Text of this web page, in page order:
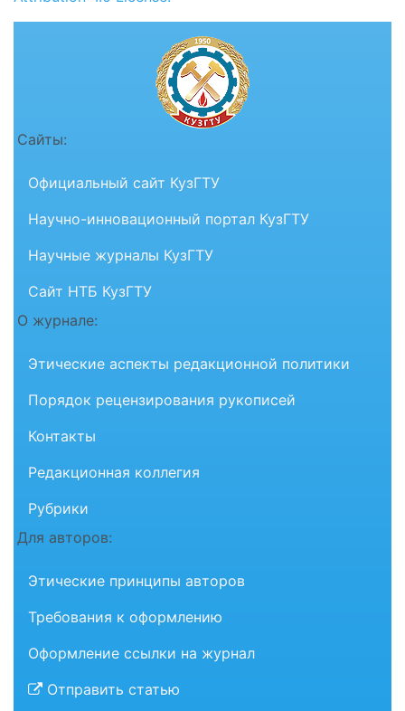
Сайты:
Официальный сайт КузГТУ
Научно-инновационный портал КузГТУ
Научные журналы КузГТУ
Сайт НТБ КузГТУ
О журнале:
Этические аспекты редакционной политики
Порядок рецензирования рукописей
Контакты
Редакционная коллегия
Рубрики
Для авторов:
Этические принципы авторов
Требования к оформлению
Оформление ссылки на журнал
Отправить статью